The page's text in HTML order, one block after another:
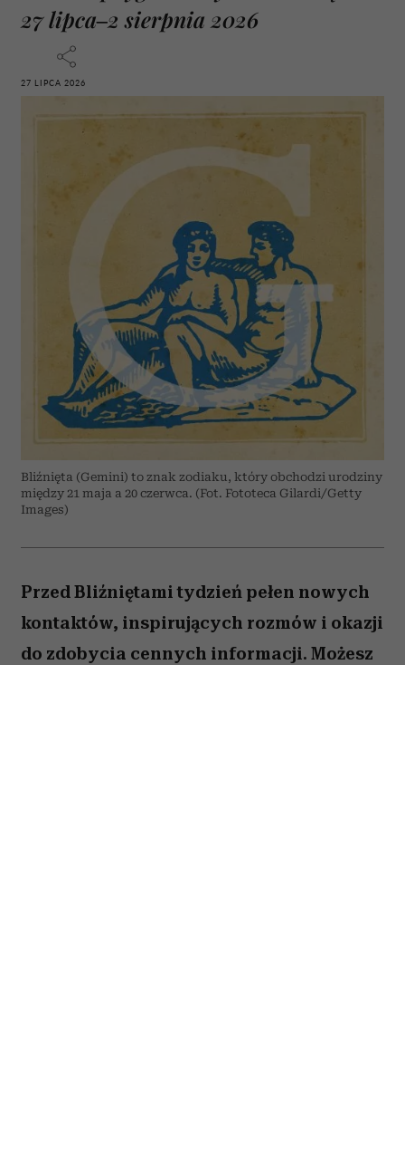
27 lipca–2 sierpnia 2026
27 LIPCA 2026
Bliźnięta (Gemini) to znak zodiaku, który obchodzi urodziny
między 21 maja a 20 czerwca. (Fot. Fototeca Gilardi/Getty
Images)
Przed Bliźniętami tydzień pełen nowych
kontaktów, inspirujących rozmów i okazji
do zdobycia cennych informacji. Możesz